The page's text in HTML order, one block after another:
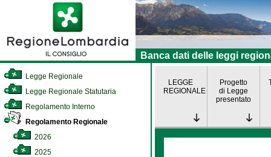
Banca dati delle leggi
Legge Regionale
Legge Regionale Statutaria
Regolamento Interno
Regolamento Regionale
2026
2025
LEGGE
REGIONALE
Progetto
di Legge
presentato